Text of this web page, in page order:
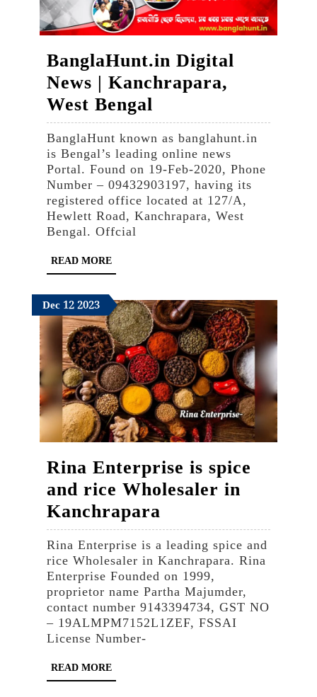
BanglaHunt.in Digital
News | Kanchrapara,
West Bengal
Digital
News
|
Kanchrapara,
West
BanglaHunt known as banglahunt.in
is Bengal’s leading online news
Portal. Found on 19-Feb-2020, Phone
Number – 09432903197, having its
registered office located at 127/A,
Hewlett Road, Kanchrapara, West
Bengal. Offcial
READ MOREREAD
MORE
DecDecember
12,
2023
12December
12,
2023
2023December
12,
2023
Rina Enterprise is spice
and rice Wholesaler in
Kanchrapara
Enterprise
is
spice
and
rice
Rina Enterprise is a leading spice and
rice Wholesaler in Kanchrapara. Rina
Enterprise Founded on 1999,
proprietor name Partha Majumder,
contact number 9143394734, GST NO
– 19ALMPM7152L1ZEF, FSSAI
License Number-
READ MOREREAD
MORE